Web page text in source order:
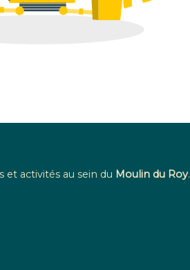
activités au sein du Moulin du Roy.